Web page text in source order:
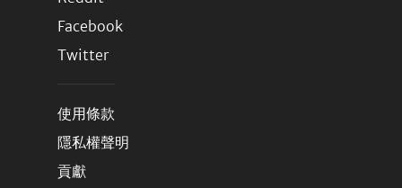
Facebook
Twitter
使用條款
隱私權聲明
貢獻